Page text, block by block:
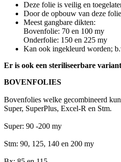
Deze folie is veilig en
Door de opbouw van deze
Meest gangbare dikten:
Bovenfolie: 70 en 100 my
Onderfolie: 150 en 225 my
Kan ook ingekleurd worden;
Er is ook een steriliseerbare
BOVENFOLIES
Bovenfolies welke gecombineerd
Super, SuperPlus, Excel-R en Stm.
Super: 90 -200 my
Stm: 90, 125, 140 en 200 my